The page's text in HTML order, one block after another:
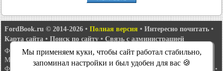
FordBook.ru © 2014-2026 • Полная версия • Интересно почитать •
Карта сайта • Поиск по сайту • Связь с администрацией
Фокус 1• Фокус Турнир 1•Фокус 2•Мондео 1•Мондео 1 и 2•
Мондео 2
Мондео 4 Эскорт 3 Эскорт 4 Эскорт 5
Фиеста 2
Таурус 1 и 2 Фьюжн • Скорпио 1 •
Мы применяем куки, чтобы сайт работал стабильно,
запоминал настройки и был удобен для вас 🍪